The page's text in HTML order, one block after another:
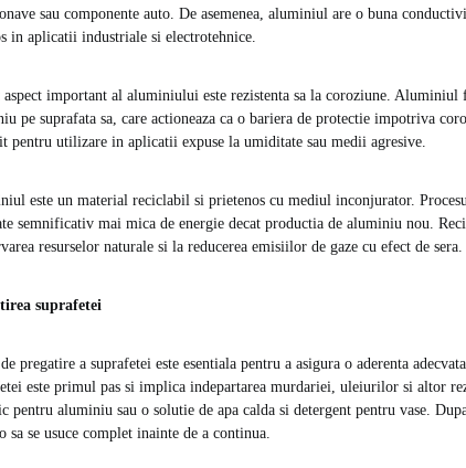
sau componente auto. De asemenea, aluminiul are o buna
in aplicatii industriale si electrotehnice.
important al aluminiului este rezistenta sa la coroziune. Aluminiul
pe suprafata sa, care actioneaza ca o bariera de protectie impotriva
pentru utilizare in aplicatii expuse la umiditate sau medii agresive.
este un material reciclabil si prietenos cu mediul inconjurator.
semnificativ mai mica de energie decat productia de aluminiu nou.
resurselor naturale si la reducerea emisiilor de gaze cu efect de sera.
suprafetei
pregatire a suprafetei este esentiala pentru a asigura o aderenta
este primul pas si implica indepartarea murdariei, uleiurilor si altor
pentru aluminiu sau o solutie de apa calda si detergent pentru vase.
sa se usuce complet inainte de a continua.